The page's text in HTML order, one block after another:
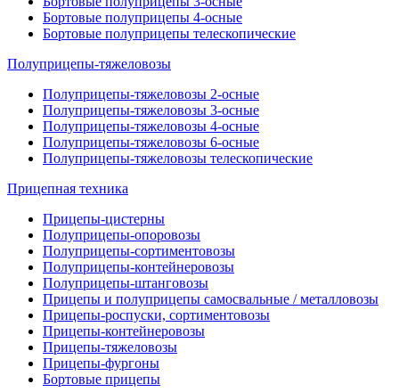
Бортовые полуприцепы 4-осные
Бортовые полуприцепы телескопические
Полуприцепы-тяжеловозы
Полуприцепы-тяжеловозы 2-осные
Полуприцепы-тяжеловозы 3-осные
Полуприцепы-тяжеловозы 4-осные
Полуприцепы-тяжеловозы 6-осные
Полуприцепы-тяжеловозы телескопические
Прицепная техника
Прицепы-цистерны
Полуприцепы-опоровозы
Полуприцепы-сортиментовозы
Полуприцепы-контейнеровозы
Полуприцепы-штанговозы
Прицепы и полуприцепы самосвальные / металловозы
Прицепы-роспуски, сортиментовозы
Прицепы-контейнеровозы
Прицепы-тяжеловозы
Прицепы-фургоны
Бортовые прицепы